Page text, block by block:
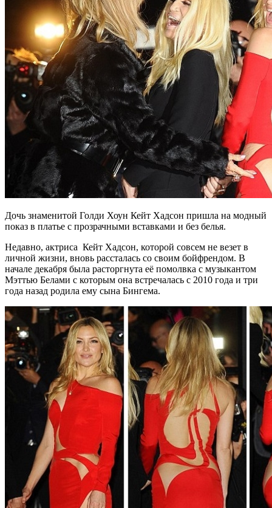
Дочь знаменитой Голди Хоун Кейт Хадсон пришла на модный
показ в платье с прозрачными вставками и без белья.
Недавно, актриса Кейт Хадсон, которой совсем не везет в
личной жизни, вновь рассталась со своим бойфрендом. В
начале декабря была расторгнута её помолвка с музыкантом
Мэттью Белами с которым она встречалась с 2010 года и три
года назад родила ему сына Бингема.